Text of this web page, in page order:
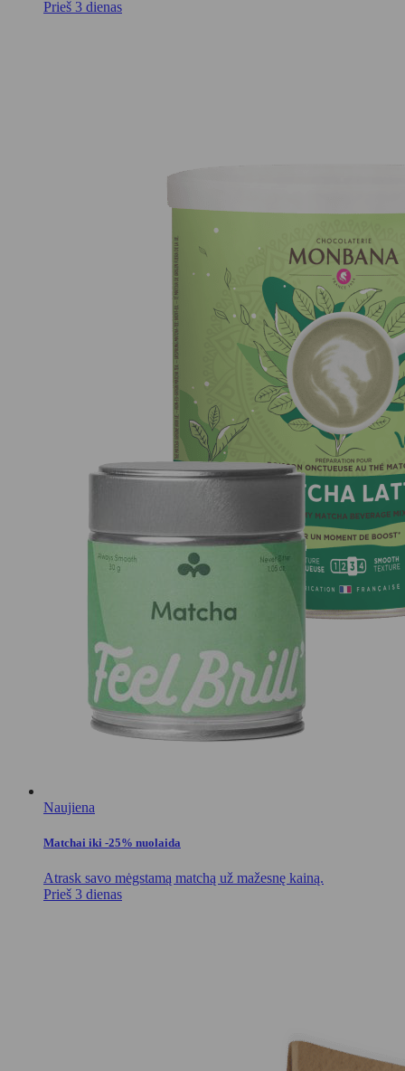
Prieš 3 dienas
Naujiena
Matchai iki -25% nuolaida
Atrask savo mėgstamą matchą už mažesnę kainą.
Prieš 3 dienas